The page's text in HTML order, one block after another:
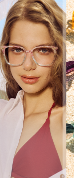
fabricación, las